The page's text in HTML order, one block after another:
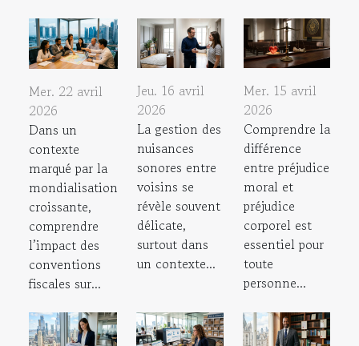
Mer. 22 avril
2026
Dans un
contexte
marqué par la
mondialisation
croissante,
comprendre
l’impact des
conventions
fiscales sur...
Jeu. 16 avril
2026
La gestion des
nuisances
sonores entre
voisins se
révèle souvent
délicate,
surtout dans
un contexte...
Mer. 15 avril
2026
Comprendre la
différence
entre préjudice
moral et
préjudice
corporel est
essentiel pour
toute
personne...